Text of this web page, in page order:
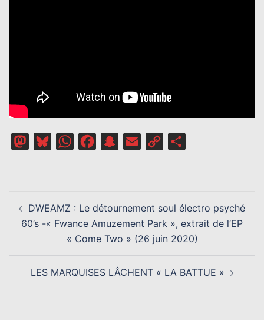
MastodonBlueskyWhatsAppFacebookSnapchat
Email
Copy
D’ARTICLE
DWEAMZ : Le détournement soul électro psyché
60’s -« Fwance Amuzement Park », extrait de l’EP
« Come Two » (26 juin 2020)
LES MARQUISES LÂCHENT « LA BATTUE »